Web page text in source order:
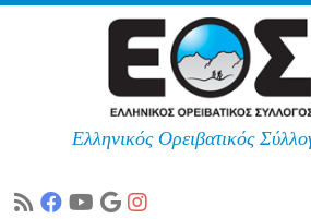
Ελληνικός Ορειβατικός